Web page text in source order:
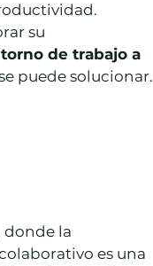
su
de trabajo a
puede solucionar.
donde la
es una